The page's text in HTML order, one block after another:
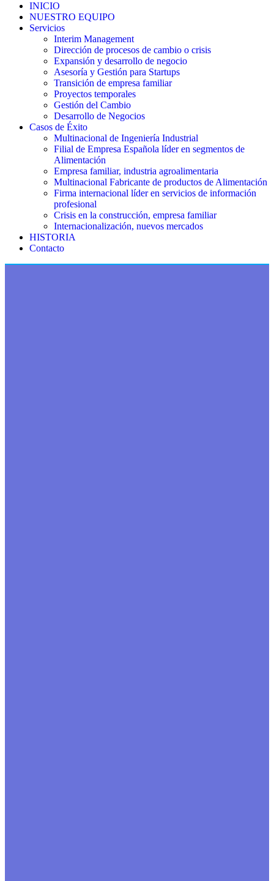
INICIO
NUESTRO EQUIPO
Servicios
Interim Management
Dirección de procesos de cambio o crisis
Expansión y desarrollo de negocio
Asesoría y Gestión para Startups
Transición de empresa familiar
Proyectos temporales
Gestión del Cambio
Desarrollo de Negocios
Casos de Éxito
Multinacional de Ingeniería Industrial
Filial de Empresa Española líder en segmentos de
Alimentación
Empresa familiar, industria agroalimentaria
Multinacional Fabricante de productos de Alimentación
Firma internacional líder en servicios de información
profesional
Crisis en la construcción, empresa familiar
Internacionalización, nuevos mercados
HISTORIA
Contacto